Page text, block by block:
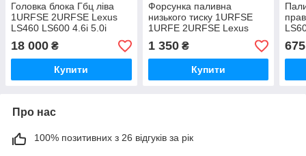
Головка блока Гбц ліва
1URFSE 2URFSE Lexus
LS460 LS600 4.6i 5.0i
1110239185 1110239186
18 000 ₴
Купити
Форсунка паливна
низького тиску 1URFSE
1URFE 2URFSE Lexus
LS460 GS460 4.6i 5.0i
Hybrid 2006-2010
2320938030 2325038020
1 350₴
Купити
675
Про нас
100% позитивних з 26 відгуків за рік